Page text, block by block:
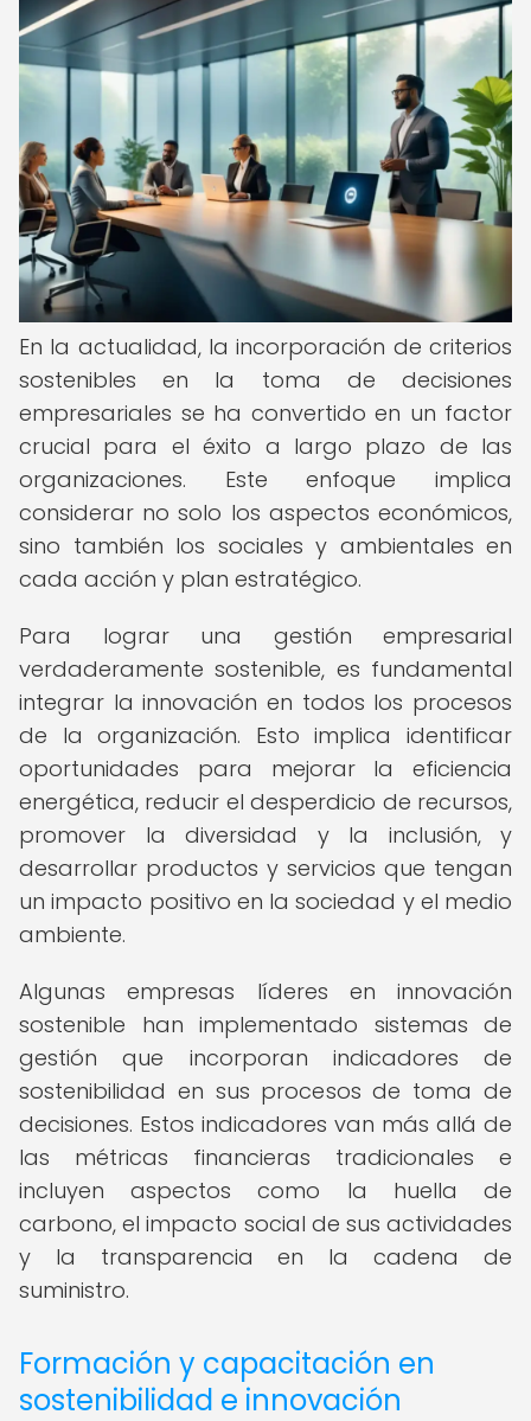
En la actualidad, la incorporación de criterios
sostenibles en la toma de decisiones
empresariales se ha convertido en un factor
crucial para el éxito a largo plazo de las
organizaciones. Este enfoque implica
considerar no solo los aspectos económicos,
sino también los sociales y ambientales en
cada acción y plan estratégico.
Para lograr una gestión empresarial
verdaderamente sostenible, es fundamental
integrar la innovación en todos los procesos
de la organización. Esto implica identificar
oportunidades para mejorar la eficiencia
energética, reducir el desperdicio de recursos,
promover la diversidad y la inclusión, y
desarrollar productos y servicios que tengan
un impacto positivo en la sociedad y el medio
ambiente.
Algunas empresas líderes en innovación
sostenible han implementado sistemas de
gestión que incorporan indicadores de
sostenibilidad en sus procesos de toma de
decisiones. Estos indicadores van más allá de
las métricas financieras tradicionales e
incluyen aspectos como la huella de
carbono, el impacto social de sus actividades
y la transparencia en la cadena de
suministro.
Formación y capacitación en
sostenibilidad e innovación